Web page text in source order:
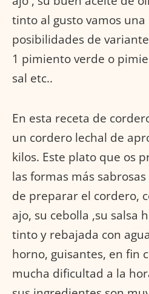
tinto al gusto vamos
posibilidades de
1 pimiento verde o
sal etc..
En esta receta de
un cordero lechal de
kilos. Este plato que os
las formas más
de preparar el cordero,
ajo, su cebolla ,su salsa
tinto y rebajada con
horno, guisantes, en fin
mucha dificultad a la